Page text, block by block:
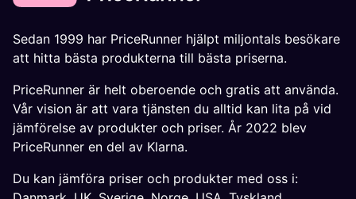
Sedan 1999 har PriceRunner hjälpt miljontals besökare
att hitta bästa produkterna till bästa priserna.
PriceRunner är helt oberoende och gratis att använda.
Vår vision är att vara tjänsten du alltid kan lita på vid
jämförelse av produkter och priser. År 2022 blev
PriceRunner en del av Klarna.
Du kan jämföra priser och produkter med oss i: